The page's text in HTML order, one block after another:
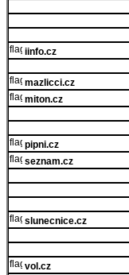
iinfo.cz
mazlicci.cz
miton.cz
pipni.cz
seznam.cz
slunecnice.cz
vol.cz